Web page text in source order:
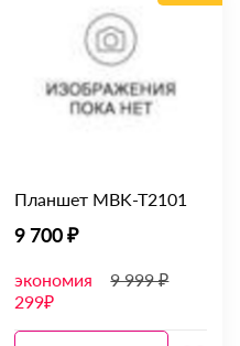
Планшет MBK-T2101
9 700 ₽
экономия
299₽
9 999 ₽